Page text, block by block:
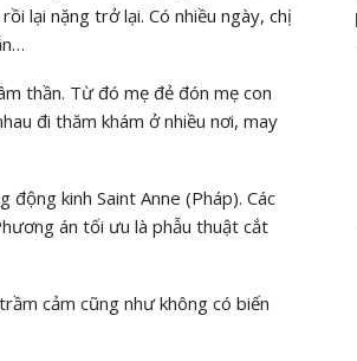
lại nặng trở lại. Có nhiều ngày, chị
thần. Từ đó mẹ đẻ đón mẹ con
đi thăm khám ở nhiều nơi, may
kinh Saint Anne (Pháp). Các
án tối ưu là phẫu thuật cắt
cảm cũng như không có biến